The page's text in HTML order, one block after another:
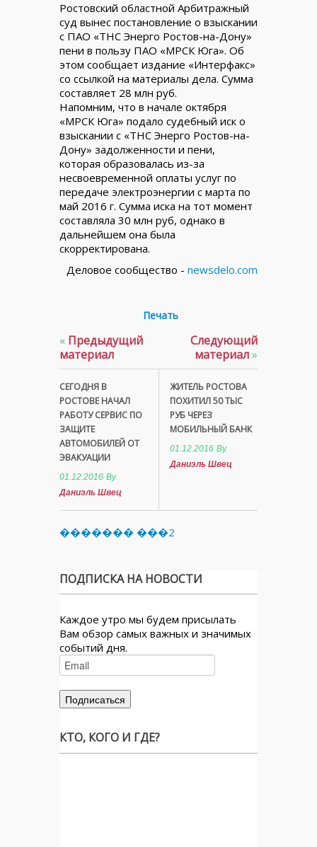
Ростовский областной Арбитражный
суд вынес постановление о взыскании
с ПАО «ТНС Энерго Ростов-на-Дону»
пени в пользу ПАО «МРСК Юга». Об
этом сообщает издание «Интерфакс»
со ссылкой на материалы дела. Сумма
составляет 28 млн руб.
Напомним, что в начале октября
«МРСК Юга» подало судебный иск о
взыскании с «ТНС Энерго Ростов-на-
Дону» задолженности и пени,
которая образовалась из-за
несвоевременной оплаты услуг по
передаче электроэнергии с марта по
май 2016 г. Сумма иска на тот момент
составляла 30 млн руб, однако в
дальнейшем она была
скорректирована.
Деловое сообщество - newsdelo.com
Печать
« Предыдущий
материал
СЕГОДНЯ В
РОСТОВЕ НАЧАЛ
РАБОТУ СЕРВИС ПО
ЗАЩИТЕ
АВТОМОБИЛЕЙ ОТ
ЭВАКУАЦИИ
01.12.2016 By
Даниэль Швец
Следующий
материал»
ЖИТЕЛЬ РОСТОВА
ПОХИТИЛ 50 ТЫС
РУБ ЧЕРЕЗ
МОБИЛЬНЫЙ БАНК
01.12.2016 By
Даниэль Швец
������� ���2
ПОДПИСКА НА НОВОСТИ
Каждое утро мы будем присылать
Вам обзор самых важных и значимых
событий дня.
КТО, КОГО И ГДЕ?